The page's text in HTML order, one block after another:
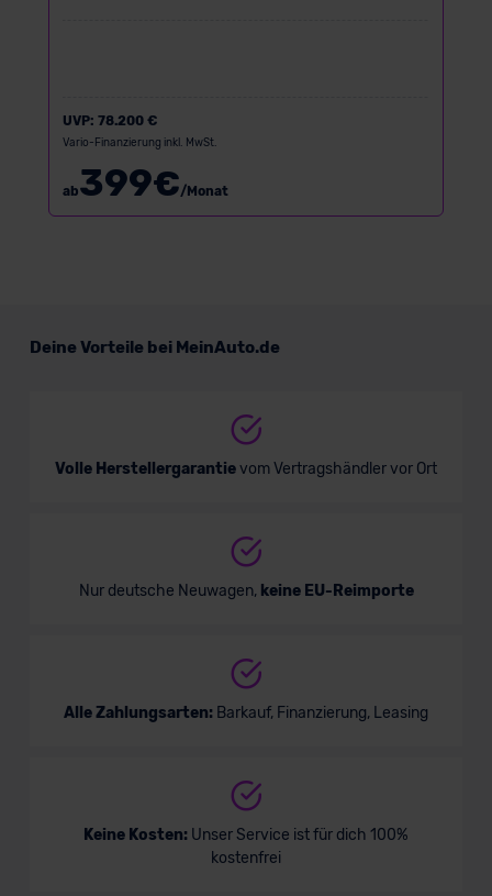
UVP: 78.200 €
Vario-Finanzierung inkl. MwSt.
ab399€/Monat
Deine Vorteile bei MeinAuto.de
Volle Herstellergarantievom Vertragshändler vor Ort
Nur deutsche Neuwagen, keine EU-Reimporte
Alle Zahlungsarten: Barkauf, Finanzierung, Leasing
Keine Kosten: Unser Service ist für dich 100%
kostenfrei